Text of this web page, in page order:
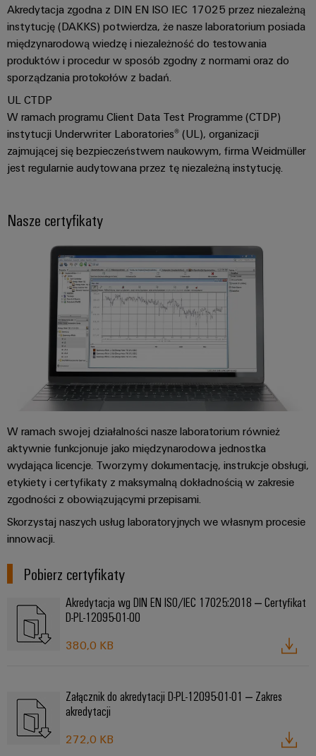
Akredytacja zgodna z DIN EN ISO IEC 17025 przez niezależną
instytucję (DAKKS) potwierdza, że nasze laboratorium posiada
międzynarodową wiedzę i niezależność do testowania
produktów i procedur w sposób zgodny z normami oraz do
sporządzania protokołów z badań.
UL CTDP
W ramach programu Client Data Test Programme (CTDP)
instytucji Underwriter Laboratories® (UL), organizacji
zajmującej się bezpieczeństwem naukowym, firma Weidmüller
jest regularnie audytowana przez tę niezależną instytucję.
Nasze certyfikaty
W ramach swojej działalności nasze laboratorium również
aktywnie funkcjonuje jako międzynarodowa jednostka
wydająca licencje. Tworzymy dokumentację, instrukcje obsługi,
etykiety i certyfikaty z maksymalną dokładnością w zakresie
zgodności z obowiązującymi przepisami.
Skorzystaj naszych usług laboratoryjnych we własnym procesie
innowacji.
Pobierz certyfikaty
Akredytacja wg DIN EN ISO/IEC 17025:2018 – Certyfikat
D-PL-12095-01-00
380,0 KB
Załącznik do akredytacji D-PL-12095-01-01 – Zakres
akredytacji
272,0 KB